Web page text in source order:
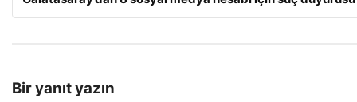
Bir yanıt yazın